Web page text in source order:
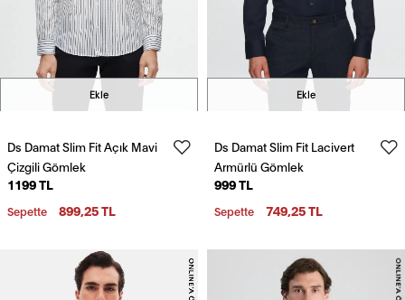
Ekle
Ds Damat Slim Fit Açık Mavi
Çizgili Gömlek
1199 TL
Sepette 899,25 TL
Ekle
Ds Damat Slim Fit Lacivert
Armürlü Gömlek
999 TL
Sepette 749,25 TL